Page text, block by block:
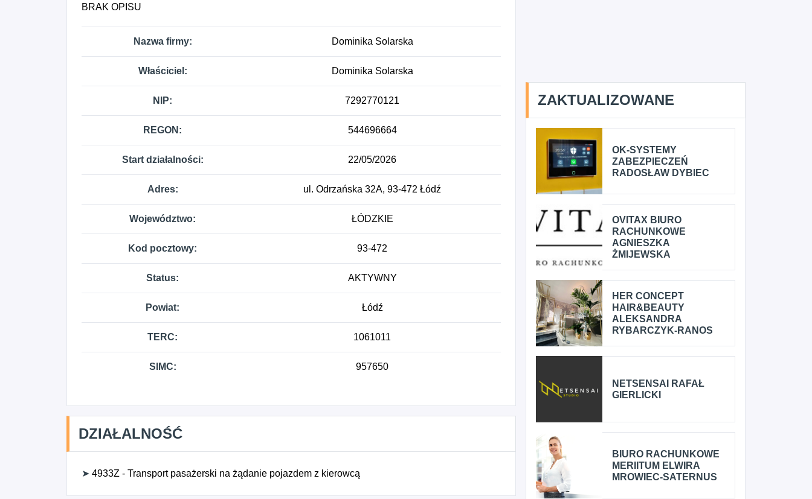
BRAK OPISU
Nazwa firmy: Dominika Solarska
Właściciel: Dominika Solarska
NIP: 7292770121
REGON: 544696664
Start działalności: 22/05/2026
Adres: ul. Odrzańska 32A, 93-472 Łódź
Województwo: ŁÓDZKIE
Kod pocztowy: 93-472
Status: AKTYWNY
Powiat: Łódź
TERC: 1061011
SIMC: 957650
DZIAŁALNOŚĆ
➤ 4933Z - Transport pasażerski na żądanie pojazdem z kierowcą
ZAKTUALIZOWANE
OK-SYSTEMY
ZABEZPIECZEŃ
RADOSŁAW DYBIEC
OVITAX BIURO
RACHUNKOWE
AGNIESZKA
ŻMIJEWSKA
HER CONCEPT
HAIR&BEAUTY
ALEKSANDRA
RYBARCZYK-RANOS
NETSENSAI RAFAŁ
GIERLICKI
BIURO RACHUNKOWE
MERIITUM ELWIRA
MROWIEC-SATERNUS